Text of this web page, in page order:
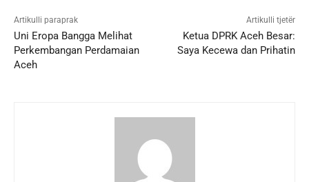
Artikulli paraprak
Uni Eropa Bangga Melihat
Perkembangan Perdamaian
Aceh
Artikulli tjetër
Ketua DPRK Aceh Besar:
Saya Kecewa dan Prihatin